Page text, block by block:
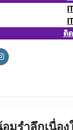
ติ
มรำลึกเนื่อ